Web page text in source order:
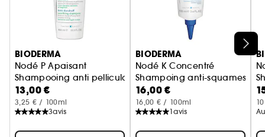
Ignorer le carrousel produits
BIODERMA
Nodé P Apaisant
Shampooing anti pelliculaire cuir chevelu sensible
13,00 €
3,25 € / 100ml
3avis
BIODERMA
Nodé K Concentré
Shampoing anti-squames
16,00 €
16,00 € / 100ml
1avis